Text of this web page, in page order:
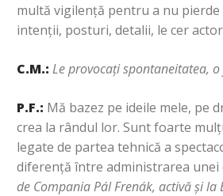
multă vigilenţă pentru a nu
intenţii, posturi, detalii, le cer
C.M.: Le provocaţi spontaneitatea,
P.F.: Mă bazez pe ideile mele, pe
crea la rândul lor. Sunt foarte
legate de partea tehnică a
diferenţă între administrarea unei
de Compania Pál Frenák, activă şi